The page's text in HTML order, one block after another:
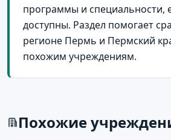
программы и специальности,
доступны. Раздел помогает
регионе Пермь и Пермский
похожим учреждениям.
Похожие